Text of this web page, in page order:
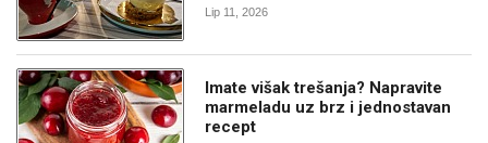
Lip 11, 2026
Imate višak trešanja? Napravite
marmeladu uz brz i jednostavan
recept